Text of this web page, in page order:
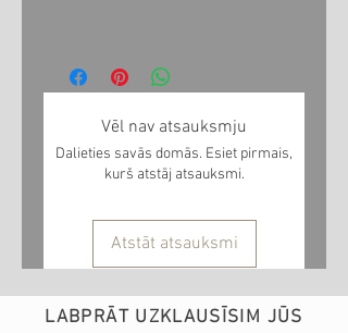
Vēl nav atsauksmju
Dalieties savās domās. Esiet pirmais,
kurš atstāj atsauksmi.
Atstāt atsauksmi
LABPRĀT UZKLAUSĪSIM JŪS